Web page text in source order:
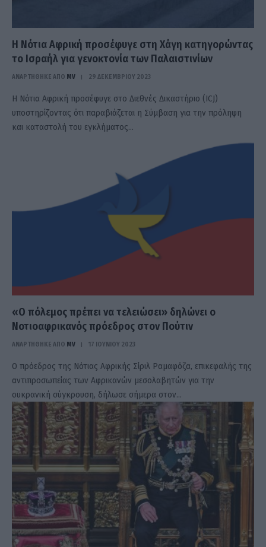
Η Νότια Αφρική προσέφυγε στη Χάγη κατηγορώντας
το Ισραήλ για γενοκτονία των Παλαιστινίων
ΑΝΑΡΤΗΘΗΚΕ ΑΠΟ MV 29 ΔΕΚΕΜΒΡΊΟΥ 2023
Η Νότια Αφρική προσέφυγε στο Διεθνές Δικαστήριο (ICJ)
υποστηρίζοντας ότι παραβιάζεται η Σύμβαση για την πρόληψη
και καταστολή του εγκλήματος…
«Ο πόλεμος πρέπει να τελειώσει» δηλώνει ο
Νοτιοαφρικανός πρόεδρος στον Πούτιν
ΑΝΑΡΤΗΘΗΚΕ ΑΠΟ MV 17 ΙΟΥΝΊΟΥ 2023
Ο πρόεδρος της Νότιας Αφρικής Σίριλ Ραμαφόζα, επικεφαλής της
αντιπροσωπείας των Αφρικανών μεσολαβητών για την
ουκρανική σύγκρουση, δήλωσε σήμερα στον…